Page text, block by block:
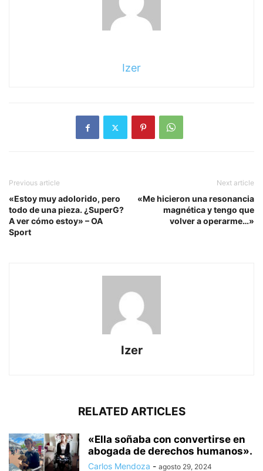
Izer
Previous article
«Estoy muy adolorido, pero
todo de una pieza. ¿SuperG?
A ver cómo estoy» – OA
Sport
Next article
«Me hicieron una resonancia
magnética y tengo que
volver a operarme…»
Izer
RELATED ARTICLES
«Ella soñaba con convertirse en
abogada de derechos humanos».
Carlos Mendoza - agosto 29, 2024